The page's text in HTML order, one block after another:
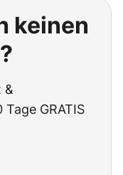
keinen
&
GRATIS